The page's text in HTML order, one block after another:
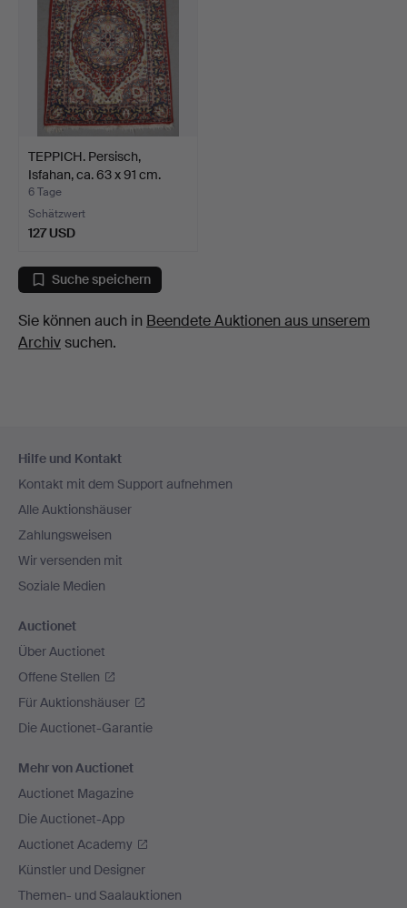
TEPPICH. Persisch,
Isfahan, ca. 63 x 91 cm.
6 Tage
Schätzwert
127 USD
Suche speichern
Sie können auch in Beendete Auktionen aus unserem
Archivsuchen.
Navigation
Hilfe und Kontakt
Kontakt mit dem Support aufnehmen
Alle Auktionshäuser
Zahlungsweisen
Wir versenden mit
Soziale Medien
Auctionet
Über Auctionet
Offene Stellen
Für Auktionshäuser
Die Auctionet-Garantie
Mehr von Auctionet
Auctionet Magazine
Die Auctionet-App
Auctionet Academy
Künstler und Designer
Themen- und Saalauktionen